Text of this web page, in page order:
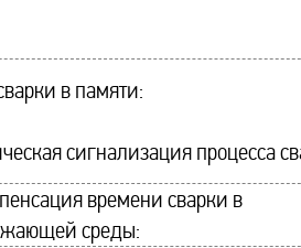
в памяти:
сигнализация процесса
времени сварки в
среды: